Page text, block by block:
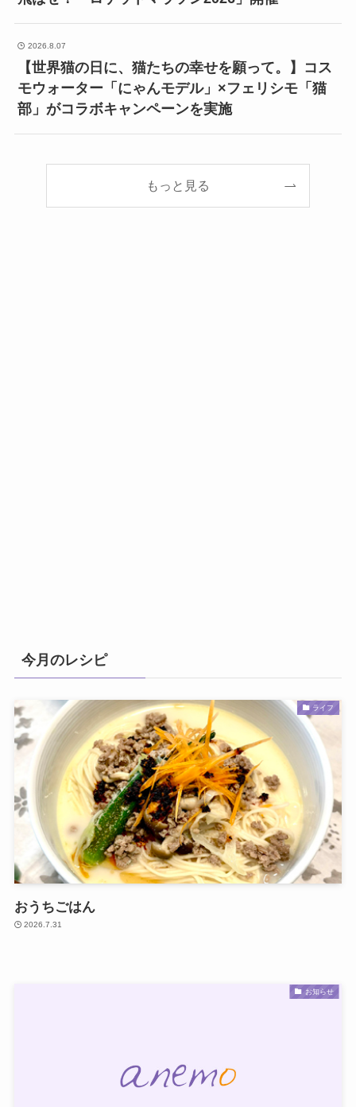
2026.8.07
【世界猫の日に、猫たちの幸せを願って。】コス
モウォーター「にゃんモデル」×フェリシモ「猫
部」がコラボキャンペーンを実施
もっと見る
今月のレシピ
ライフ
おうちごはん
2026.7.31
お知らせ